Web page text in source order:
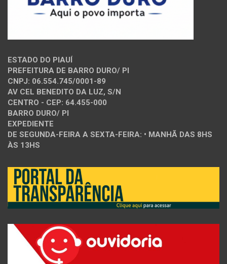
ESTADO DO PIAUÍ
PREFEITURA DE BARRO DURO/ PI
CNPJ: 06.554.745/0001-89
AV CEL BENEDITO DA LUZ, S/N
CENTRO - CEP: 64.455-000
BARRO DURO/ PI
EXPEDIENTE
DE SEGUNDA-FEIRA A SEXTA-FEIRA: • MANHÃ DAS 8HS
ÀS 13HS